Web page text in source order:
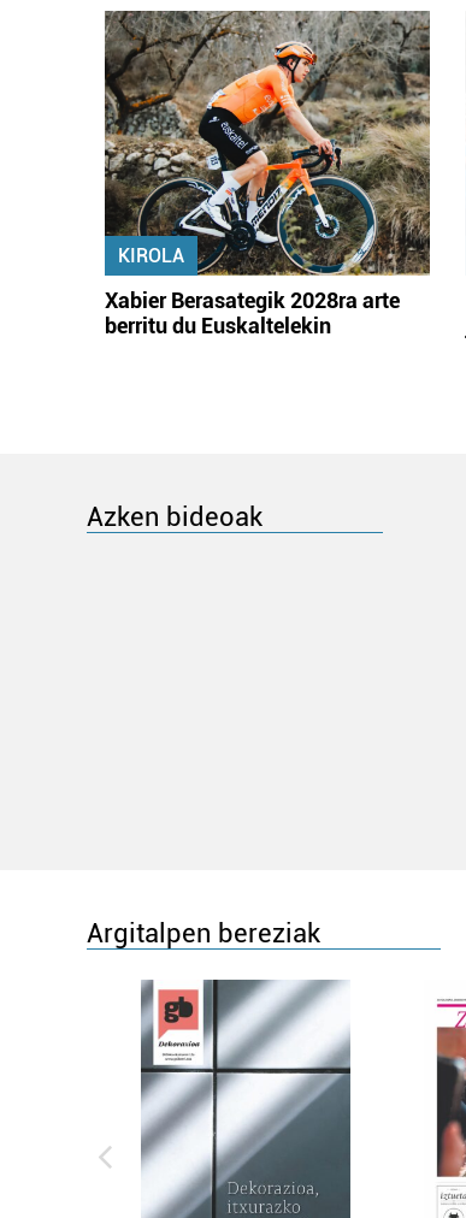
KIROLA
Xabier Berasategik 2028ra arte
berritu du Euskaltelekin
Azken bideoak
Argitalpen bereziak